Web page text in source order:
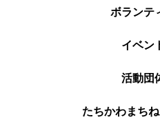
ボランテ
イベン
活動団
たちかわまち